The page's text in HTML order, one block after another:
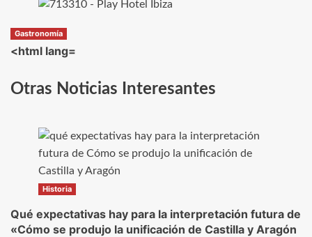
Gastronomía
<html lang=
Otras Noticias Interesantes
Historia
Qué expectativas hay para la interpretación futura de
«Cómo se produjo la unificación de Castilla y Aragón